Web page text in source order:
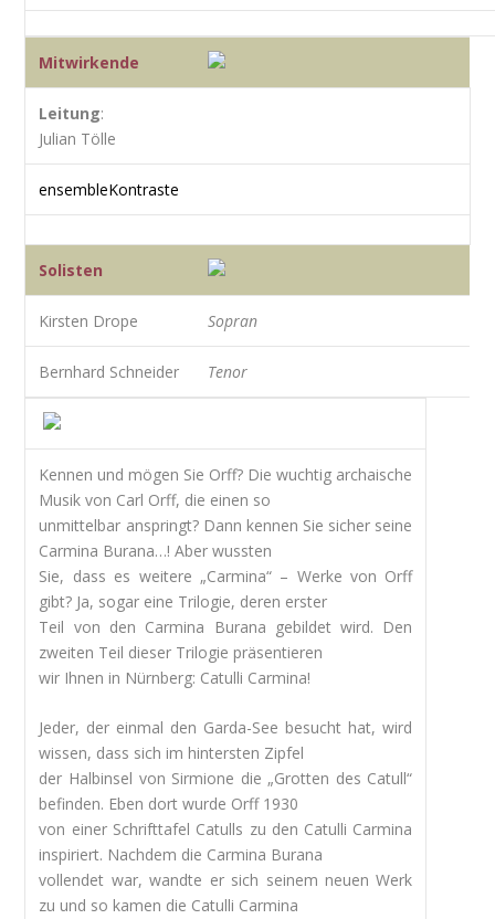
Mitwirkende
Leitung:
Julian Tölle
ensembleKontraste
Solisten
Kirsten Drope Sopran
Bernhard Schneider Tenor
Kennen und mögen Sie Orff? Die wuchtig archaische
Musik von Carl Orff, die einen so
unmittelbar anspringt? Dann kennen Sie sicher seine
Carmina Burana…! Aber wussten
Sie, dass es weitere „Carmina“ – Werke von Orff
gibt? Ja, sogar eine Trilogie, deren erster
Teil von den Carmina Burana gebildet wird. Den
zweiten Teil dieser Trilogie präsentieren
wir Ihnen in Nürnberg: Catulli Carmina!
Jeder, der einmal den Garda-See besucht hat, wird
wissen, dass sich im hintersten Zipfel
der Halbinsel von Sirmione die „Grotten des Catull“
befinden. Eben dort wurde Orff 1930
von einer Schrifttafel Catulls zu den Catulli Carmina
inspiriert. Nachdem die Carmina Burana
vollendet war, wandte er sich seinem neuen Werk
zu und so kamen die Catulli Carmina